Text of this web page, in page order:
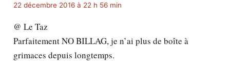
22 décembre 2016 à 22 h 56 min
@ Le Taz
Parfaitement NO BILLAG, je n’ai plus de boîte à
grimaces depuis longtemps.